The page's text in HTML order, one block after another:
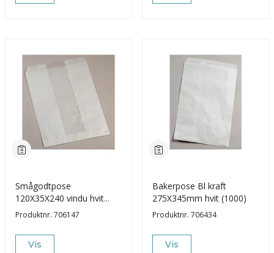
Smågodtpose
120X35X240 vindu hvit
(1000)
Produktnr. 706147
Vis
Bakerpose Bl kraft
275X345mm hvit (1000)
Produktnr. 706434
Vis